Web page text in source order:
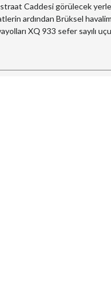
Caddesi görülecek
ardından Brüksel
XQ 933 sefer sayılı